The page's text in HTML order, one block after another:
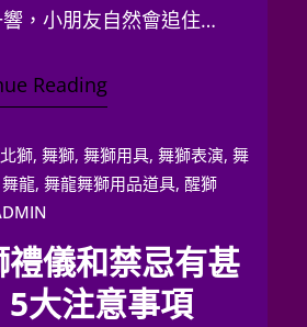
，小朋友自然會追住
Reading
獅, 舞獅, 舞獅用具, 舞獅表演, 舞
舞龍, 舞龍舞獅用品道具, 醒獅
禮儀和禁忌有甚
5大注意事項